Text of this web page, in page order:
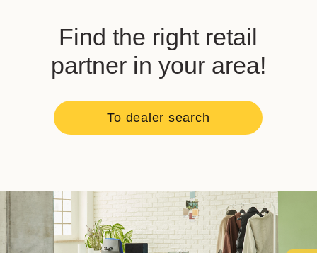
Find the right retail
partner in your area!
To dealer search